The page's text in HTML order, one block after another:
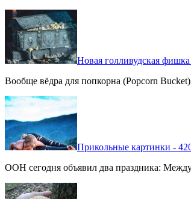
Новая голливудская
Вообще вёдра для попкорна (Popcorn
Прикольные картинки -
ООН сегодня объявил два праздника: